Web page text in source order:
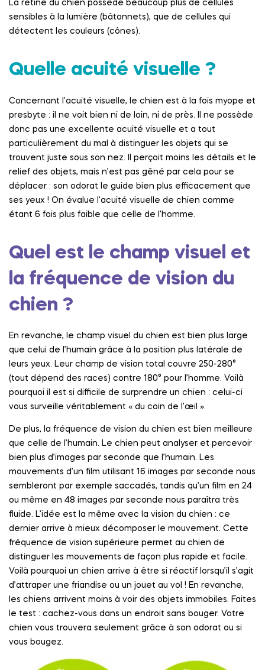
La rétine du chien possède beaucoup plus de cellules
sensibles à la lumière (bâtonnets), que de cellules qui
détectent les couleurs (cônes).
Quelle acuité visuelle ?
Concernant l’acuité visuelle, le chien est à la fois myope et
presbyte : il ne voit bien ni de loin, ni de près. Il ne possède
donc pas une excellente acuité visuelle et a tout
particulièrement du mal à distinguer les objets qui se
trouvent juste sous son nez. Il perçoit moins les détails et le
relief des objets, mais n’est pas gêné par cela pour se
déplacer : son odorat le guide bien plus efficacement que
ses yeux ! On évalue l’acuité visuelle de chien comme
étant 6 fois plus faible que celle de l’homme.
Quel est le champ visuel et
la fréquence de vision du
chien ?
En revanche, le champ visuel du chien est bien plus large
que celui de l’humain grâce à la position plus latérale de
leurs yeux. Leur champ de vision total couvre 250-280°
(tout dépend des races) contre 180° pour l’homme. Voilà
pourquoi il est si difficile de surprendre un chien : celui-ci
vous surveille véritablement « du coin de l’œil ».
De plus, la fréquence de vision du chien est bien meilleure
que celle de l’humain. Le chien peut analyser et percevoir
bien plus d’images par seconde que l’humain. Les
mouvements d’un film utilisant 16 images par seconde nous
sembleront par exemple saccadés, tandis qu’un film en 24
ou même en 48 images par seconde nous paraîtra très
fluide. L’idée est la même avec la vision du chien : ce
dernier arrive à mieux décomposer le mouvement. Cette
fréquence de vision supérieure permet au chien de
distinguer les mouvements de façon plus rapide et facile.
Voilà pourquoi un chien arrive à être si réactif lorsqu’il s’agit
d’attraper une friandise ou un jouet au vol ! En revanche,
les chiens arrivent moins à voir des objets immobiles. Faites
le test : cachez-vous dans un endroit sans bouger. Votre
chien vous trouvera seulement grâce à son odorat ou si
vous bougez.